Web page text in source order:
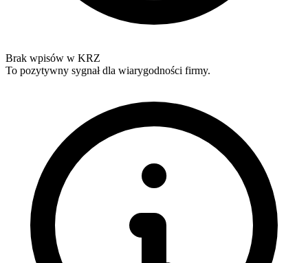
Brak wpisów w KRZ
To pozytywny sygnał dla wiarygodności firmy.